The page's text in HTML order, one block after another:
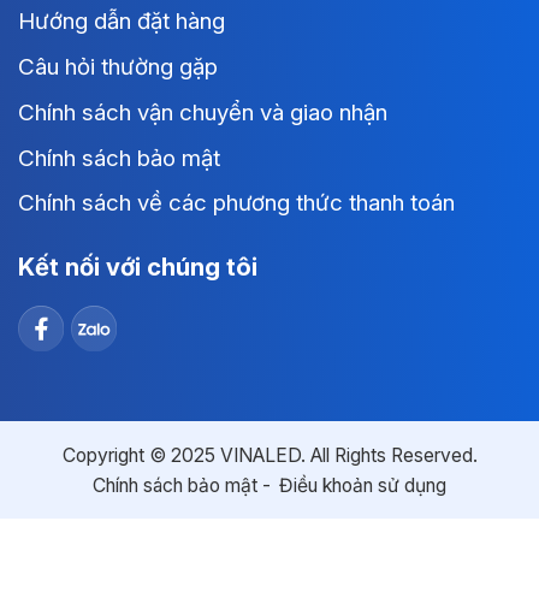
Hướng dẫn đặt hàng
Câu hỏi thường gặp
Chính sách vận chuyển và giao nhận
Chính sách bảo mật
Chính sách về các phương thức thanh toán
Kết nối với chúng tôi
Copyright © 2025 VINALED. All Rights Reserved.
Chính sách bảo mật
Điều khoản sử dụng